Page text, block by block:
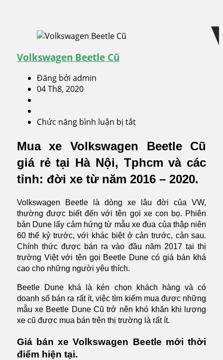
navigation
Volkswagen Beetle Cũ
Đăng bởi admin
04 Th8, 2020
Chức năng bình luận bị tắtở
Beetle
Mua xe Volkswagen Beetle Cũ
giá rẻ tại Hà Nội, Tphcm và các
tỉnh: đời xe từ năm 2016 – 2020.
Volkswagen Beetle là dòng xe lâu đời của VW,
thường được biết đến với tên gọi xe con bọ. Phiên
bản Dune lấy cảm hứng từ mẫu xe đua của thập niên
60 thế kỷ trước, với khác biệt ở cản trước, cản sau.
Chính thức được bán ra vào đầu năm 2017 tại thị
trường Việt với tên gọi Beetle Dune có giá bán khá
cao cho những người yêu thích.
Beetle Dune khá là kén chọn khách hàng và có
doanh số bán ra rất ít, việc tìm kiếm mua được những
mẫu xe Beetle Dune Cũ trở nên khó khăn khi lượng
xe cũ được mua bán trên thị trường là rất ít.
Giá bán xe Volkswagen Beetle mới thời
điểm hiện tại.